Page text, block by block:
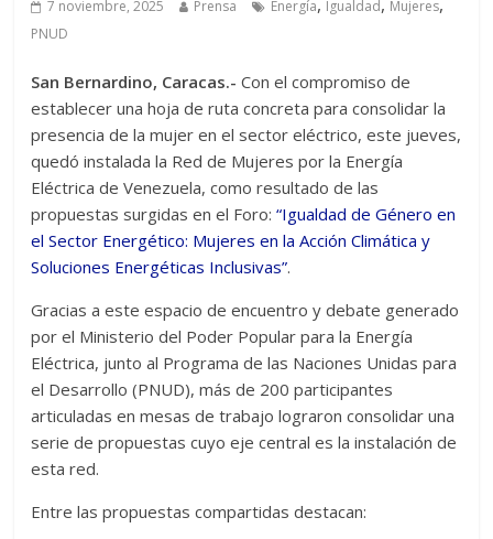
7 noviembre, 2025 Prensa Energía Igualdad Mujeres
PNUD
San Bernardino, Caracas.- Con el compromiso de
establecer una hoja de ruta concreta para consolidar la
presencia de la mujer en el sector eléctrico, este jueves,
quedó instalada la Red de Mujeres por la Energía
Eléctrica de Venezuela, como resultado de las
propuestas surgidas en el Foro:“Igualdad de Género en
el Sector Energético: Mujeres en la Acción Climática y
Soluciones Energéticas Inclusivas”.
Gracias a este espacio de encuentro y debate generado
por el Ministerio del Poder Popular para la Energía
Eléctrica, junto al Programa de las Naciones Unidas para
el Desarrollo (PNUD), más de 200 participantes
articuladas en mesas de trabajo lograron consolidar una
serie de propuestas cuyo eje central es la instalación de
esta red.
Entre las propuestas compartidas destacan: